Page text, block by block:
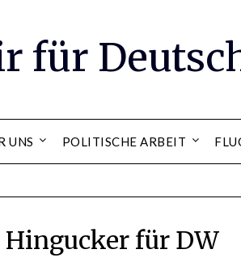
für
UNS POLITISCHE ARBEIT
Hingucker für DW